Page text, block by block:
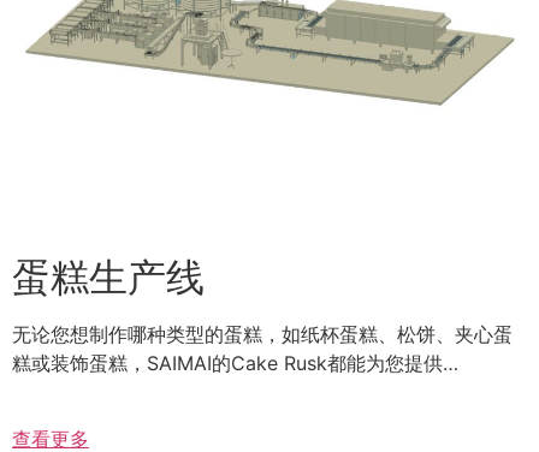
蛋糕生产线
无论您想制作哪种类型的蛋糕，如纸杯蛋糕、松饼、夹心蛋
糕或装饰蛋糕，SAIMAI的Cake Rusk都能为您提供…
查看更多